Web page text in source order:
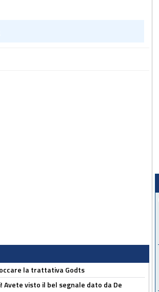
la trattativa Godts
visto il bel segnale dato da De